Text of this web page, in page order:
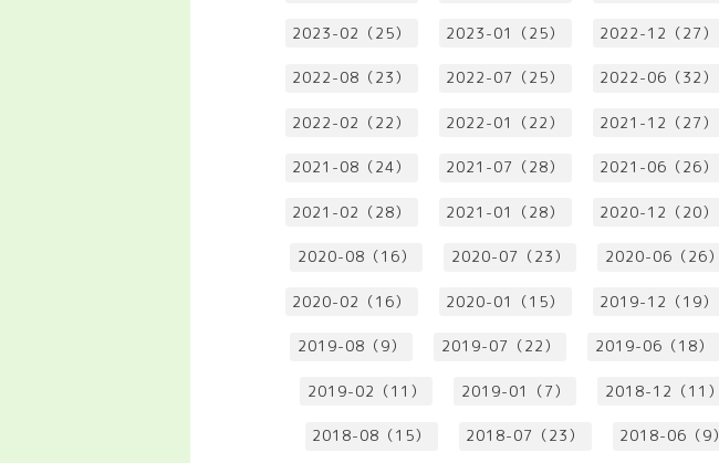
2023-02（25） 2023-01（25） 2022-12（27）
2022-08（23） 2022-07（25） 2022-06（32）
2022-02（22） 2022-01（22） 2021-12（27）
2021-08（24） 2021-07（28） 2021-06（26）
2021-02（28） 2021-01（28） 2020-12（20）
2020-08（16） 2020-07（23） 2020-06（26）
2020-02（16） 2020-01（15） 2019-12（19）
2019-08（9） 2019-07（22） 2019-06（18）
2019-02（11） 2019-01（7） 2018-12（11）
2018-08（15） 2018-07（23） 2018-06（9）